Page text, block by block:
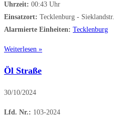
Uhrzeit: 00:43 Uhr
Einsatzort: Tecklenburg - Sieklandstr.
Alarmierte Einheiten: Tecklenburg
Weiterlesen »
Öl Straße
30/10/2024
Lfd. Nr.: 103-2024